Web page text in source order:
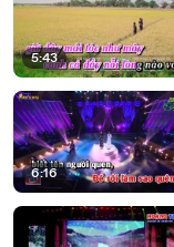
5:43
6:16